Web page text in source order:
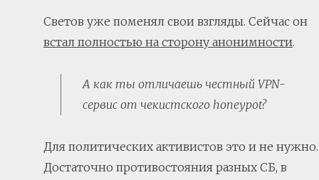
Светов уже поменял свои взгляды. Сейчас он
встал полностью на сторону анонимности.
А как ты отличаешь честный VPN-
сервис от чекистского honeypot?
Для политических активистов это и не нужно.
Достаточно противостояния разных СБ, в